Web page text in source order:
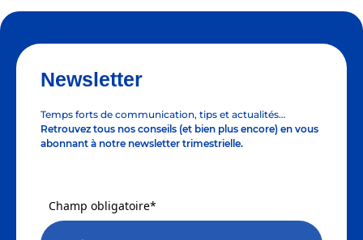
Newsletter
Temps forts de communication, tips et actualités…
Retrouvez tous nos conseils (et bien plus encore) en vous
abonnant à notre newsletter trimestrielle.
Champ obligatoire*